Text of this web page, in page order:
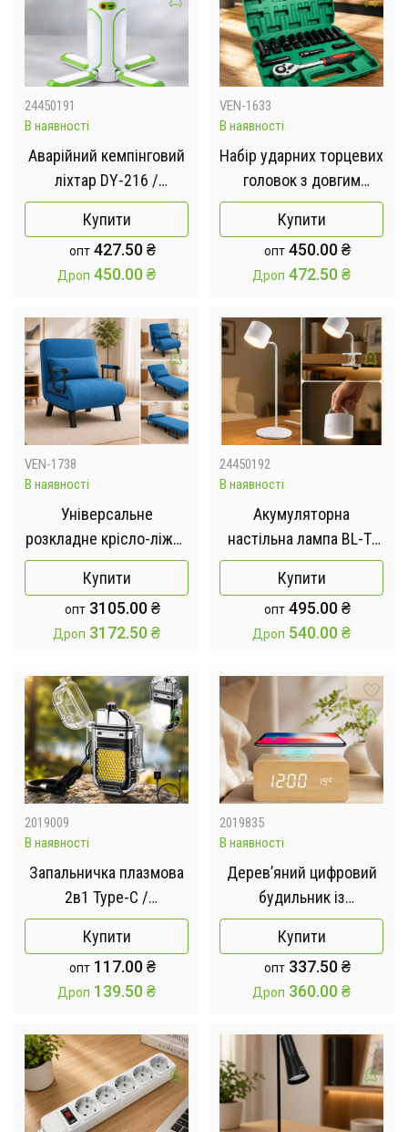
24450191
В наявності
Аварійний кемпінговий
ліхтар DY-216 /
Акумуляторний
світильник 3000 мАч /
Ліхтар із гачком
Купити
опт 427.50₴
Дроп 450.00₴
VEN-1633
В наявності
Набір ударних торцевих
головок з довгим
приводом 1/2 дюйми 14
предметів + кейс
Купити
опт 450.00₴
Дроп 472.50₴
VEN-1738
В наявності
Універсальне
розкладне крісло-ліжко
3в1 / Одномісне
розкладне ліжко
82х72х80х40см
Купити
опт 3105.00₴
Дроп 3172.50₴
24450192
В наявності
Акумуляторна
настільна лампа BL-T-
006 /
Багатофункціональна
LED-лампа / Світильник
3в1
Купити
опт 495.00₴
Дроп 540.00₴
2019009
В наявності
Запальничка плазмова
2в1 Type-C /
Електронна USB-
запальничка з LED-
ліхтарем
Купити
опт 117.00₴
Дроп 139.50₴
2019835
В наявності
Дерев’яний цифровий
будильник із
бездротовою зарядкою
5 Вт, термометром і
LED-дисплеєм
Купити
опт 337.50₴
Дроп 360.00₴